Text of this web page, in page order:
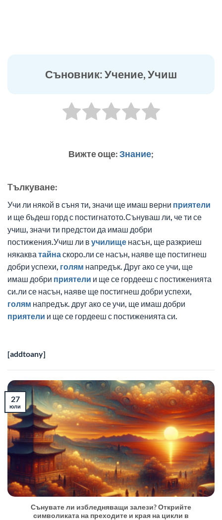
Съновник: Учение, Учиш
Вижте още:Знание;
Tълкуване:
Учи ли някой в съня ти, значи ще имаш верни приятели
и ще бъдеш горд с постигнатото.Сънуваш ли, че ти се
учиш, значи ти предстои да имаш добри
постижения.Учиш ли в училище насън, ще разкриеш
някаква тайнаскоро.ли се насън, наяве ще постигнеш
добри успехи, голям напредък. Друг ако се учи, ще
имаш добри приятели и ще се гордееш с постиженията
си.ли се насън, наяве ще постигнеш добри успехи,
голям напредък. друг ако се учи, ще имаш добри
приятели и ще се гордееш с постиженията си.
[addtoany]
Сънувате ли избледняващи залези? Открийте
символиката на преходите и края на цикли в
27
юли